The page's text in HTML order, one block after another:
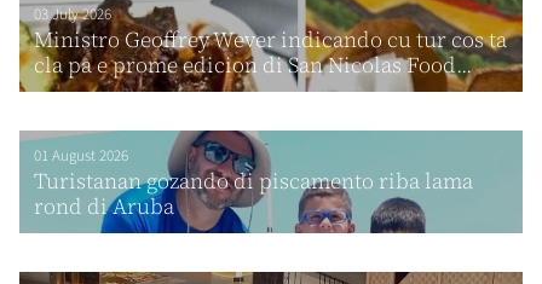
03 July 2026
Ministro Geoffrey Wever indicando cu tur cos ta
cla pa e prome edicion di San Nicolas Food...
01 August 2026
Turistanan gozando di piscamento riba lama
rond di Aruba